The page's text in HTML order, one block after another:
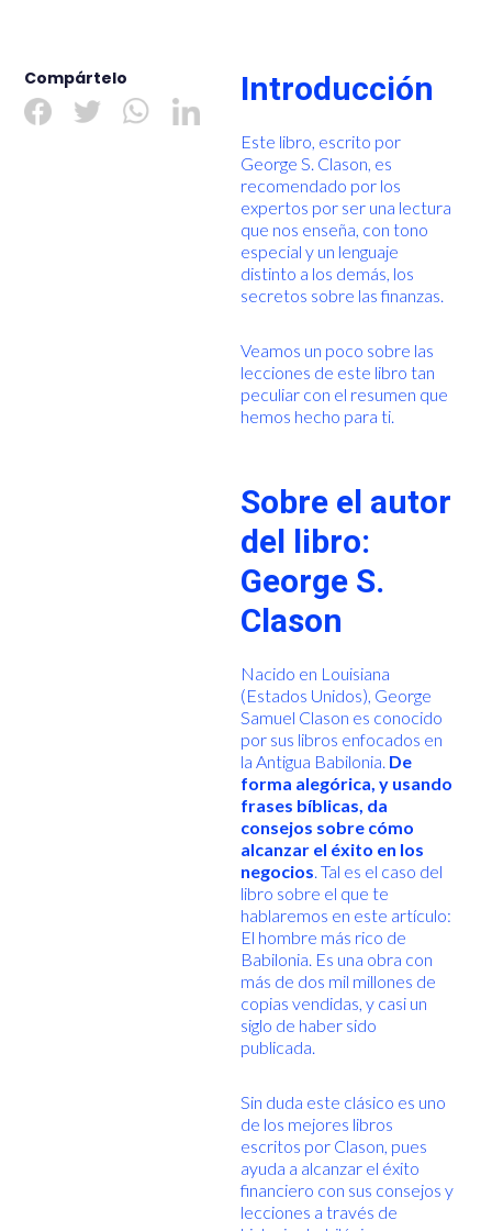
Compártelo Introducción
Este libro, escrito por
George S. Clason, es
recomendado por los
expertos por ser una lectura
que nos enseña, con tono
especial y un lenguaje
distinto a los demás, los
secretos sobre las finanzas.
Veamos un poco sobre las
lecciones de este libro tan
peculiar con el resumen que
hemos hecho para ti.
Sobre el autor
del libro:
George S.
Clason
Nacido en Louisiana
(Estados Unidos), George
Samuel Clason es conocido
por sus libros enfocados en
la Antigua Babilonia. De
forma alegórica, y usando
frases bíblicas, da
consejos sobre cómo
alcanzar el éxito en los
negocios. Tal es el caso del
libro sobre el que te
hablaremos en este artículo:
El hombre más rico de
Babilonia. Es una obra con
más de dos mil millones de
copias vendidas, y casi un
siglo de haber sido
publicada.
Sin duda este clásico es uno
de los mejores libros
escritos por Clason, pues
ayuda a alcanzar el éxito
financiero con sus consejos y
lecciones a través de